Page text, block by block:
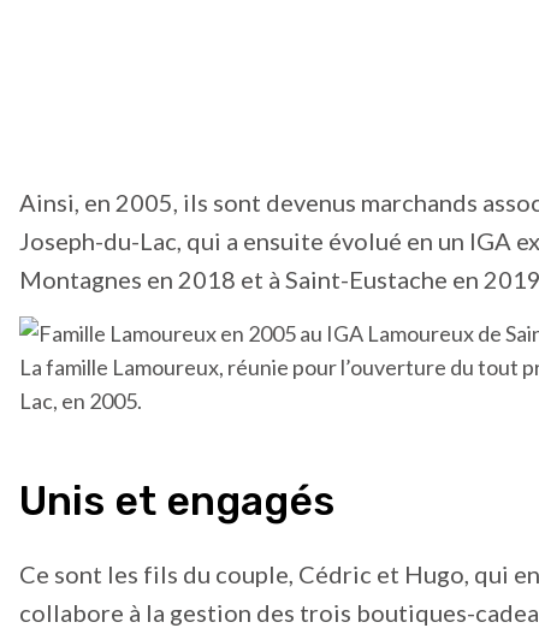
Ainsi, en 2005, ils sont devenus marchands
Joseph-du-Lac, qui a ensuite évolué en un IGA
Montagnes en 2018 et à Saint-Eustache en
La famille Lamoureux, réunie pour l’ouverture du tout
Lac, en 2005.
Unis et engagés
Ce sont les fils du couple, Cédric et Hugo, qui
collabore à la gestion des trois boutiques-